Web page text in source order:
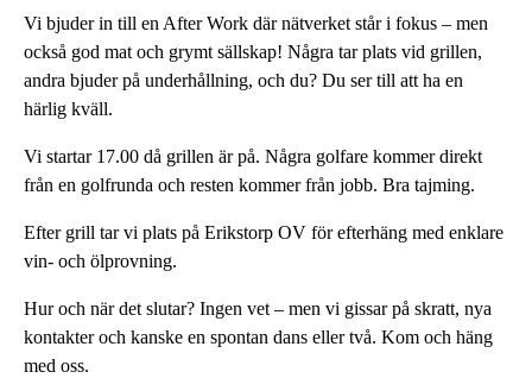
Vi bjuder in till en After Work där nätverket står i fokus – men
också god mat och grymt sällskap! Några tar plats vid grillen,
andra bjuder på underhållning, och du? Du ser till att ha en
härlig kväll.
Vi startar 17.00 då grillen är på. Några golfare kommer direkt
från en golfrunda och resten kommer från jobb. Bra tajming.
Efter grill tar vi plats på Erikstorp OV för efterhäng med enklare
vin- och ölprovning.
Hur och när det slutar? Ingen vet – men vi gissar på skratt, nya
kontakter och kanske en spontan dans eller två. Kom och häng
med oss.